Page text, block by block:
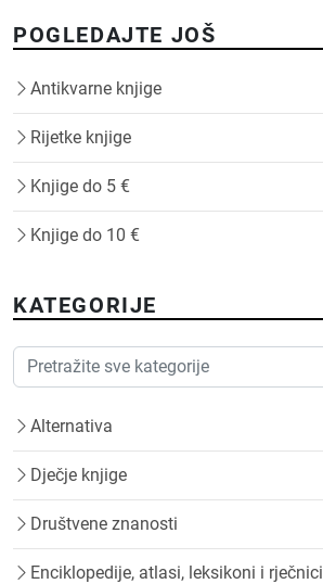
POGLEDAJTE JOŠ
Antikvarne knjige
Rijetke knjige
Knjige do 5 €
Knjige do 10 €
KATEGORIJE
Alternativa
Dječje knjige
Društvene znanosti
Enciklopedije, atlasi, leksikoni i rječnici